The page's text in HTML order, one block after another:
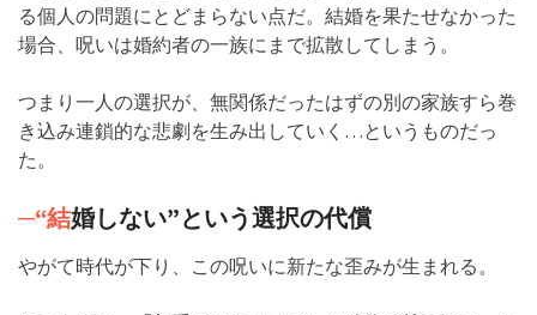
る個人の問題にとどまらない点だ。結婚を果たせなかった
場合、呪いは婚約者の一族にまで拡散してしまう。
つまり一人の選択が、無関係だったはずの別の家族すら巻
き込み連鎖的な悲劇を生み出していく…というものだっ
た。
─“結婚しない”という選択の代償
やがて時代が下り、この呪いに新たな歪みが生まれる。